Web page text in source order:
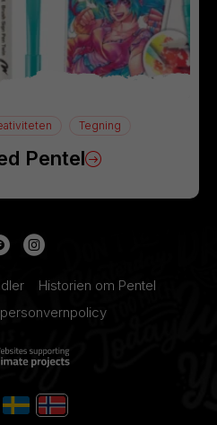
Tegning
Pentel
Historien om Pentel